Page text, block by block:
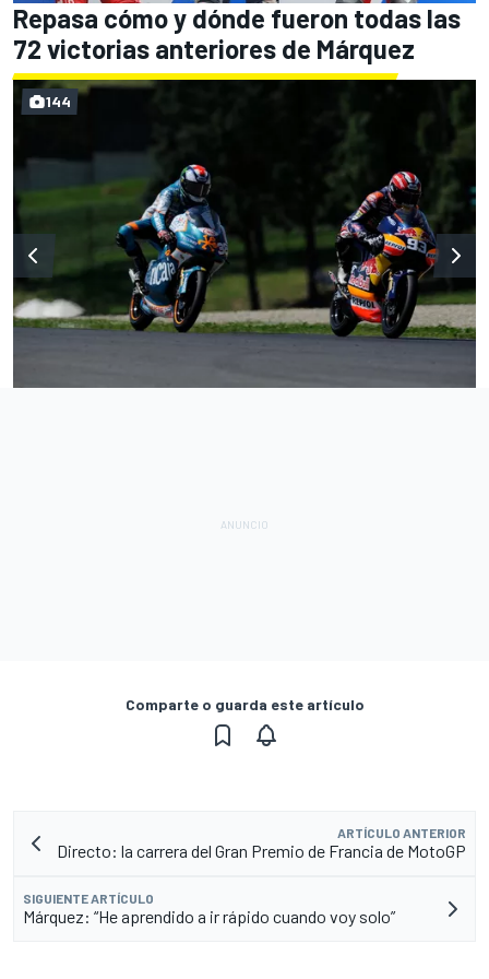
Repasa cómo y dónde fueron todas las
72 victorias anteriores de Márquez
144
Comparte o guarda este artículo
ARTÍCULO ANTERIOR
Directo: la carrera del Gran Premio de Francia de MotoGP
SIGUIENTE ARTÍCULO
Márquez: “He aprendido a ir rápido cuando voy solo”